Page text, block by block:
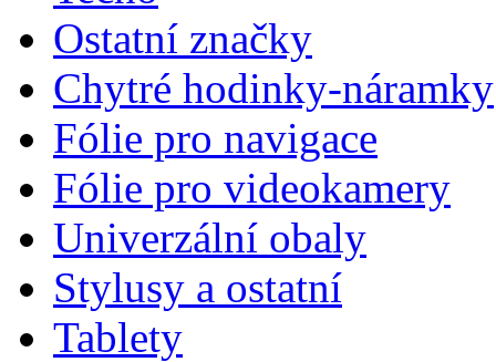
Ostatní značky
Chytré hodinky-náramky
Fólie pro navigace
Fólie pro videokamery
Univerzální obaly
Stylusy a ostatní
Tablety